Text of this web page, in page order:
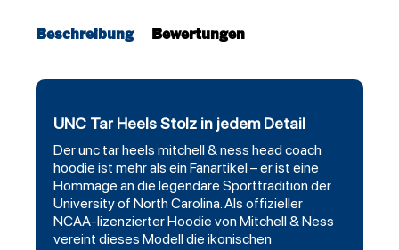
Beschreibung Bewertungen
UNC Tar Heels Stolz in jedem Detail
Der unc tar heels mitchell & ness head coach
hoodie ist mehr als ein Fanartikel – er ist eine
Hommage an die legendäre Sporttradition der
University of North Carolina. Als offizieller
NCAA-lizenzierter Hoodie von Mitchell & Ness
vereint dieses Modell die ikonischen